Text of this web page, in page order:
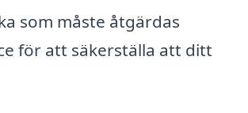
som måste åtgärdas
för att säkerställa att ditt